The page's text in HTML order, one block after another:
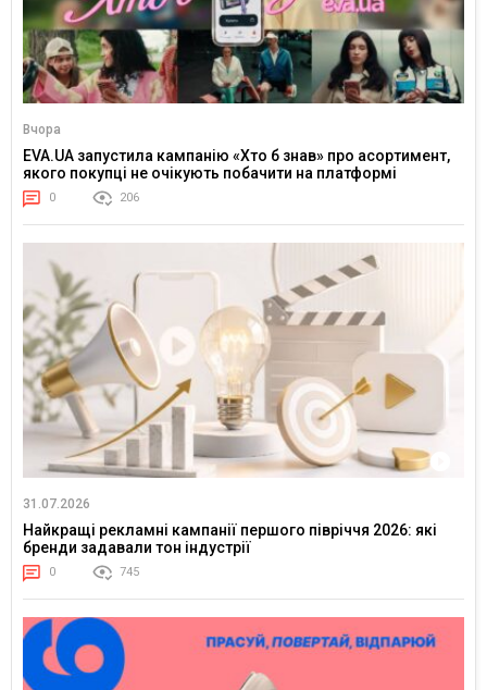
Вчора
EVA.UA запустила кампанію «Хто б знав» про асортимент,
якого покупці не очікують побачити на платформі
0 206
31.07.2026
Найкращі рекламні кампанії першого півріччя 2026: які
бренди задавали тон індустрії
0 745